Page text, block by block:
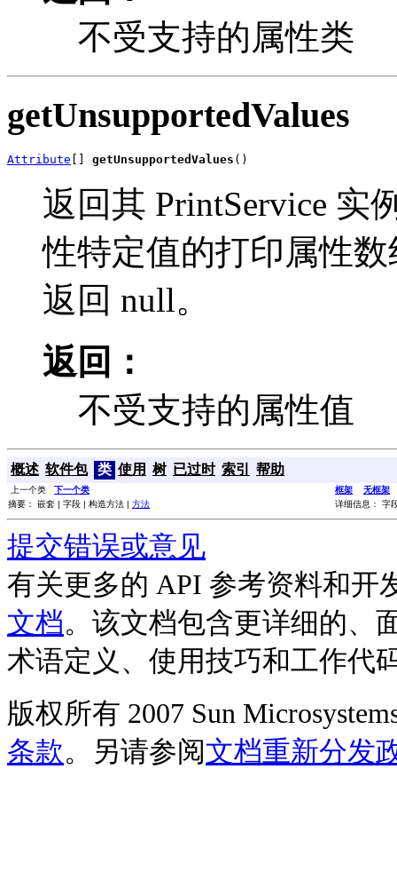
不受支持的属性类
getUnsupportedValues
Attribute [] getUnsupportedValues ()
返回其 PrintService 实
性特定值的打印属性
返回 null。
返回：
不受支持的属性值
概述 软件包 类 使用 树 已过时 索引 帮助
上一个类 下一个类 框架
无框架
摘要： 嵌套 | 字段 | 构造方法 | 方法 详细信息： 字
提交错误或意见
有关更多的 API 参考资料和开
文档。该文档包含更详细的、
术语定义、使用技巧和工作代
版权所有 2007 Sun
条款。另请参阅文档重新分发